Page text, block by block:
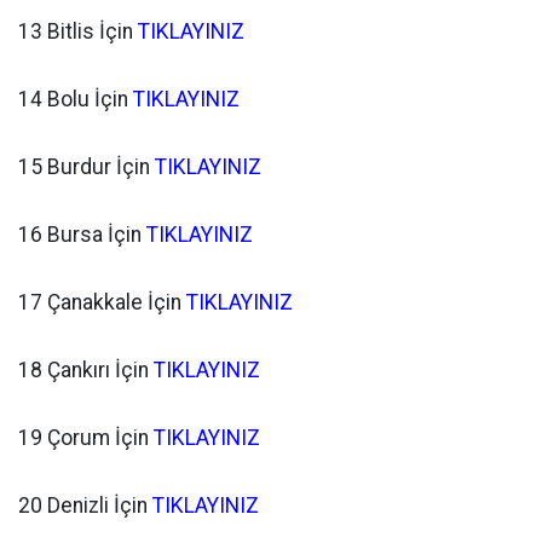
13 Bitlis İçin TIKLAYINIZ
14 Bolu İçin TIKLAYINIZ
15 Burdur İçin TIKLAYINIZ
16 Bursa İçin TIKLAYINIZ
17 Çanakkale İçin TIKLAYINIZ
18 Çankırı İçin TIKLAYINIZ
19 Çorum İçin TIKLAYINIZ
20 Denizli İçin TIKLAYINIZ